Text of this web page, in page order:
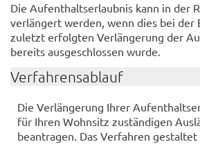
Die Aufenthaltserlaubnis kann in der
verlängert werden, wenn dies bei der
zuletzt erfolgten Verlängerung der
bereits ausgeschlossen wurde.
Verfahrensablauf
Die Verlängerung Ihrer
für Ihren Wohnsitz zuständigen
beantragen. Das Verfahren